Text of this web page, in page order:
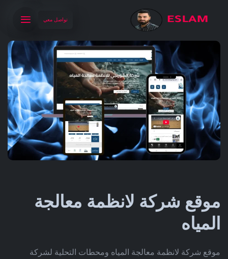
تواصل معي
موقع شركة لانظمة معالجة
المياه
موقع شركة لانظمة معالجة المياه ومحطات التحلية لشركة